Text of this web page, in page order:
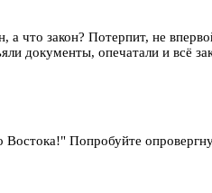
а что закон? Потерпит, не
документы, опечатали и всё
Востока!" Попробуйте